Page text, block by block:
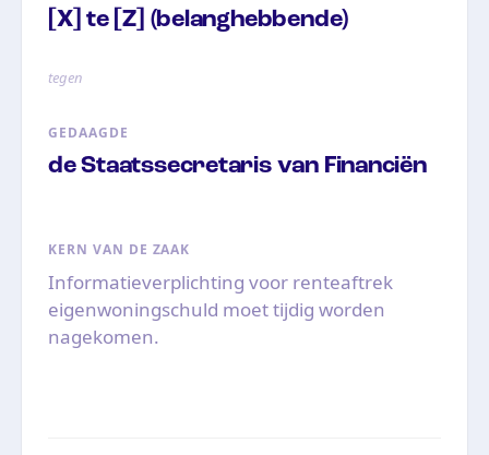
[X] te [Z] (belanghebbende)
tegen
GEDAAGDE
de Staatssecretaris van Financiën
KERN VAN DE ZAAK
Informatieverplichting voor renteaftrek
eigenwoningschuld moet tijdig worden
nagekomen.